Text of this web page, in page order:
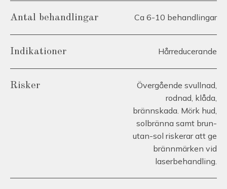
Antal behandlingar Ca 6-10 behandlingar
Indikationer Hårreducerande
Risker
Övergående svullnad,
rodnad, klåda,
brännskada. Mörk hud,
solbränna samt brun-
utan-sol riskerar att ge
brännmärken vid
laserbehandling.